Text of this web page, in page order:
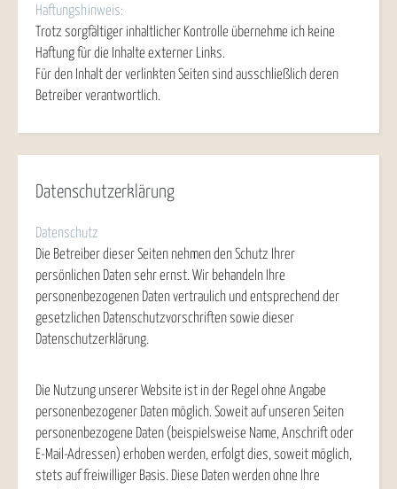
Haftungshinweis:
Trotz sorgfältiger inhaltlicher Kontrolle übernehme ich keine
Haftung für die Inhalte externer Links.
Für den Inhalt der verlinkten Seiten sind ausschließlich deren
Betreiber verantwortlich.
Datenschutzerklärung
Datenschutz
Die Betreiber dieser Seiten nehmen den Schutz Ihrer
persönlichen Daten sehr ernst. Wir behandeln Ihre
personenbezogenen Daten vertraulich und entsprechend der
gesetzlichen Datenschutzvorschriften sowie dieser
Datenschutzerklärung.
Die Nutzung unserer Website ist in der Regel ohne Angabe
personenbezogener Daten möglich. Soweit auf unseren Seiten
personenbezogene Daten (beispielsweise Name, Anschrift oder
E-Mail-Adressen) erhoben werden, erfolgt dies, soweit möglich,
stets auf freiwilliger Basis. Diese Daten werden ohne Ihre